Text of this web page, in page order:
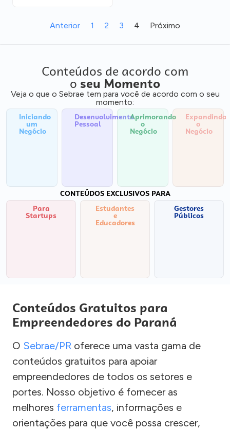
Anterior 1 2 3 4 Próximo
Conteúdos de acordo com
o seu Momento
Veja o que o Sebrae tem para você de acordo com o seu
momento:
Iniciando
um
Negócio
Desenvolvimento
Pessoal
Aprimorando
o
Negócio
Expandindo
o
Negócio
CONTEÚDOS EXCLUSIVOS PARA
Para
Startups
Estudantes
e
Educadores
Gestores
Públicos
Conteúdos Gratuitos para
Empreendedores do Paraná
O Sebrae/PR oferece uma vasta gama de
conteúdos gratuitos para apoiar
empreendedores de todos os setores e
portes. Nosso objetivo é fornecer as
melhores ferramentas, informações e
orientações para que você possa crescer,